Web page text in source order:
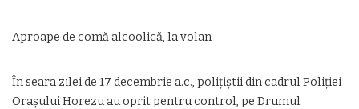
Aproape de comă alcoolică, la volan
În seara zilei de 17 decembrie a.c., polițiștii din cadrul Poliției
Orașului Horezu au oprit pentru control, pe Drumul